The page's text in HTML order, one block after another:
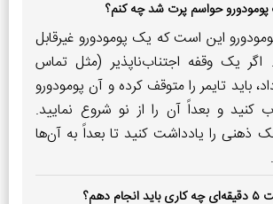
این است که یک پومودورو غیرقابل
یک وقفه اجتناب‌ناپذیر (مثل تماس
باید تایمر را متوقف کرده و آن پومودورو
کنید و بعداً آن را از نو شروع نمایید.
ذهنی را یادداشت کنید تا بعداً به آن‌ها